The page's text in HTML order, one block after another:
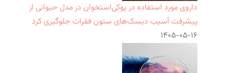
داروی مورد استفاده در پوکی‌استخوان در مدل حیوانی از
پیشرفت آسیب دیسک‌های ستون فقرات جلوگیری کرد
۱۴۰۵-۰۵-۱۶